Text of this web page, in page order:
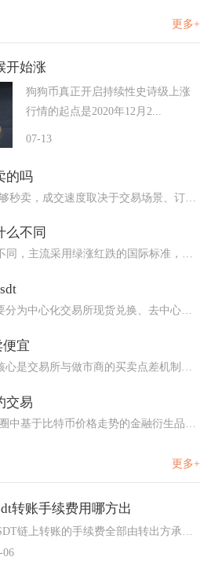
更多+
开始涨
狗狗币真正开启持续性史诗级上涨
行情的起点是2020年12月2...
07-13
的吗
秒卖，成交速度取决于交易场景、订单
么不同
同，主流采用绿涨红跌的国际标准，即
分为中心化交易所现货兑换、去中心化
便宜
是交易所与做市商的买卖点差机制、
交易
中基于比特币价格走势的金融衍生品交
更多+
转账手续费用哪方出
USDT链上转账的手续费全部由转出方承担，接收地址不会分摊任...
06